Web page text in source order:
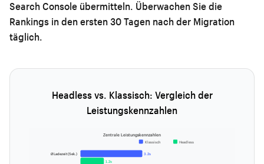
Search Console übermitteln. Überwachen Sie die
Rankings in den ersten 30 Tagen nach der Migration
täglich.
Headless vs. Klassisch: Vergleich der
Leistungskennzahlen
Zentrale Leistungskennzahlen
Klassisch Headless
Ø Ladezeit (Sek.)
3.2s
1.2s